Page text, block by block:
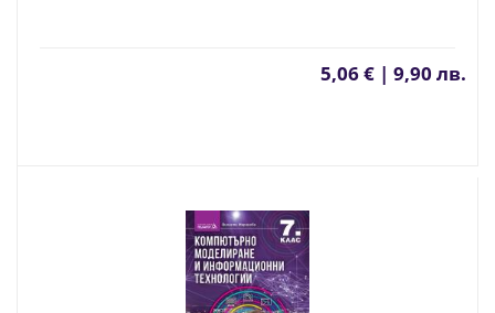
5,06 € | 9,90 лв.